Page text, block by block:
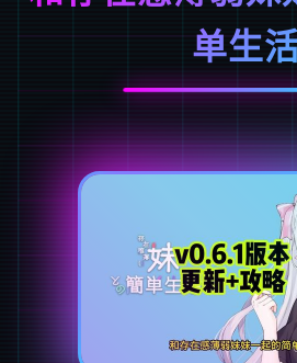
单生